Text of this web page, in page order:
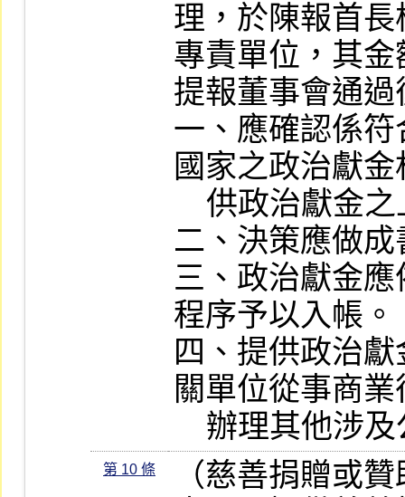
理，於陳報首
專責單位，其
提報董事會通
一、應確認係
國家之政治獻
二、決策應做
三、政治獻金
程序予以入帳。
四、提供政治
關單位從事商
辦理其他
第 10 條
（慈善捐贈或